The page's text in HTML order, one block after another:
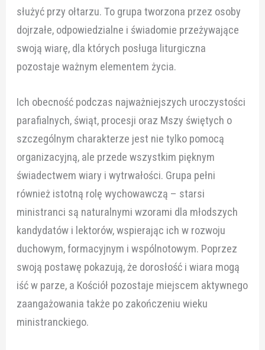
służyć przy ołtarzu. To grupa tworzona przez osoby
dojrzałe, odpowiedzialne i świadomie przeżywające
swoją wiarę, dla których posługa liturgiczna
pozostaje ważnym elementem życia.
Ich obecność podczas najważniejszych uroczystości
parafialnych, świąt, procesji oraz Mszy świętych o
szczególnym charakterze jest nie tylko pomocą
organizacyjną, ale przede wszystkim pięknym
świadectwem wiary i wytrwałości. Grupa pełni
również istotną rolę wychowawczą – starsi
ministranci są naturalnymi wzorami dla młodszych
kandydatów i lektorów, wspierając ich w rozwoju
duchowym, formacyjnym i wspólnotowym. Poprzez
swoją postawę pokazują, że dorosłość i wiara mogą
iść w parze, a Kościół pozostaje miejscem aktywnego
zaangażowania także po zakończeniu wieku
ministranckiego.